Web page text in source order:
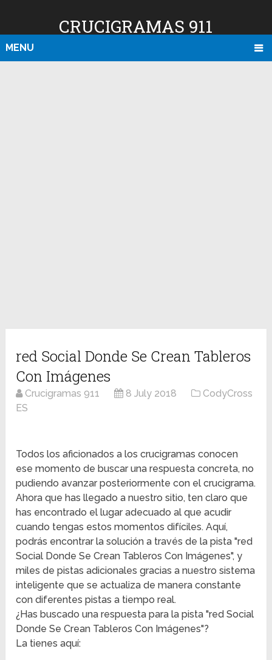
CRUCIGRAMAS 911
MENU
red Social Donde Se Crean Tableros
Con Imágenes
Crucigramas 911 8 July 2018
CodyCross
ES
Todos los aficionados a los crucigramas conocen
ese momento de buscar una respuesta concreta, no
pudiendo avanzar posteriormente con el crucigrama.
Ahora que has llegado a nuestro sitio, ten claro que
has encontrado el lugar adecuado al que acudir
cuando tengas estos momentos difíciles. Aquí,
podrás encontrar la solución a través de la pista "red
Social Donde Se Crean Tableros Con Imágenes", y
miles de pistas adicionales gracias a nuestro sistema
inteligente que se actualiza de manera constante
con diferentes pistas a tiempo real.
¿Has buscado una respuesta para la pista "red Social
Donde Se Crean Tableros Con Imágenes"?
La tienes aquí: